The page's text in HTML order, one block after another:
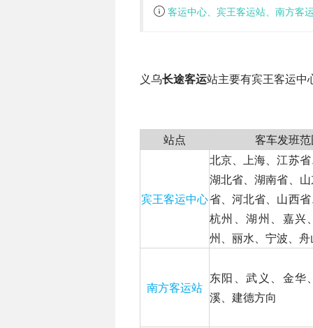
客运中心、宾王客运站、南方客
义乌长途客运站主要有宾王客运中
站点 客车发班
宾王客运中心
北京、上海、江苏
湖北省、湖南省、
省、河北省、山西
杭州、湖州、嘉兴
州、丽水、宁波、
南方客运站
东阳、武义、金华
溪、建德方向